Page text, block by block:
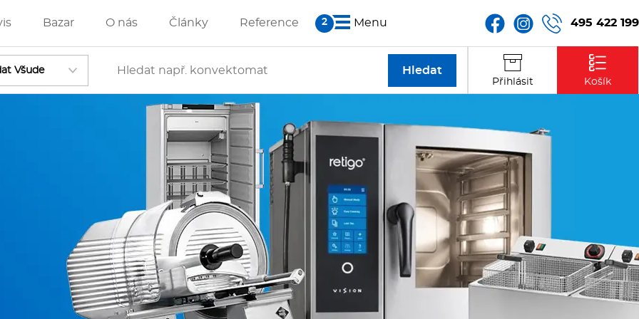
495 422 199
Přihlásit Košík
Bazar O nás Články Reference Menu
technologie
Změkčovače